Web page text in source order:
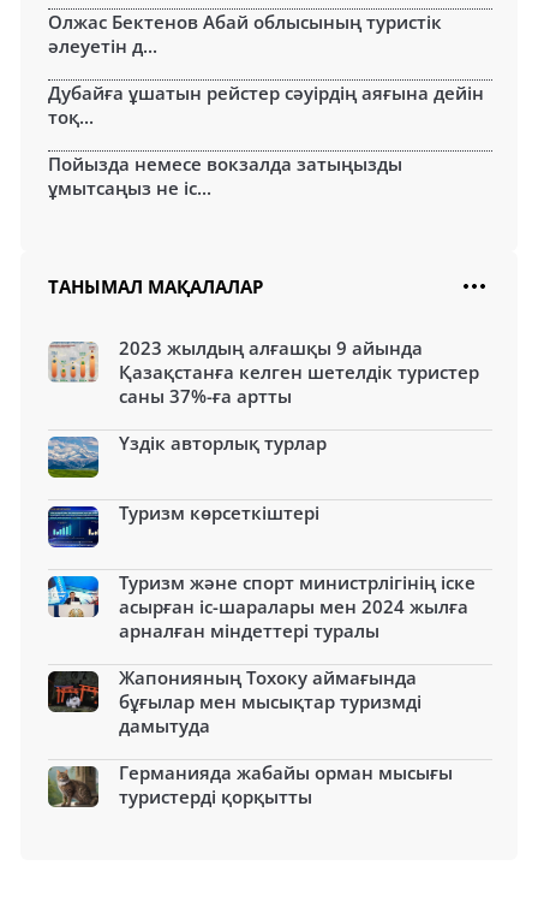
Олжас Бектенов Абай облысының туристік
әлеуетін д...
Дубайға ұшатын рейстер сәуірдің аяғына дейін
тоқ...
Пойызда немесе вокзалда затыңызды
ұмытсаңыз не іс...
ТАНЫМАЛ МАҚАЛАЛАР
2023 жылдың алғашқы 9 айында
Қазақстанға келген шетелдік туристер
саны 37%-ға артты
Үздік авторлық турлар
Туризм көрсеткіштері
Туризм және спорт министрлігінің іске
асырған іс-шаралары мен 2024 жылға
арналған міндеттері туралы
Жапонияның Тохоку аймағында
бұғылар мен мысықтар туризмді
дамытуда
Германияда жабайы орман мысығы
туристерді қорқытты